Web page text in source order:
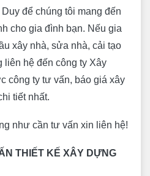
để chúng tôi mang đến
cho gia đình bạn. Nếu gia
xây nhà, sửa nhà, cải tạo
liên hệ đến công ty Xây
công ty tư vấn, báo giá xây
tiết nhất.
như cần tư vấn xin liên hệ!
THIẾT KẾ XÂY DỰNG